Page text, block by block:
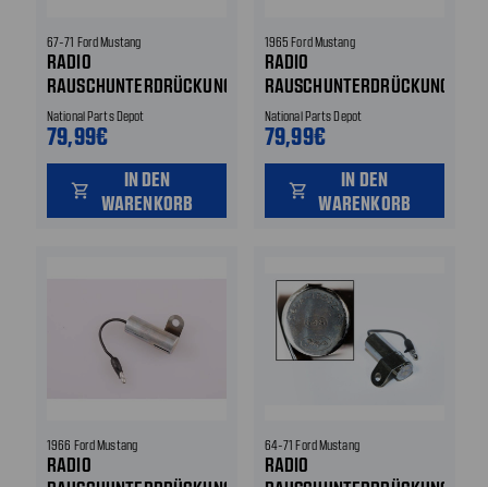
67-71 Ford Mustang
RADIO
RAUSCHUNTERDRÜCKUNG
National Parts Depot
79,99€
shopping_cart
IN DEN
WARENKORB
1965 Ford Mustang
RADIO
RAUSCHUNTERDRÜCKUNG
National Parts Depot
79,99€
shopping_cart
IN DEN
WARENKORB
1966 Ford Mustang
RADIO
64-71 Ford Mustang
RADIO